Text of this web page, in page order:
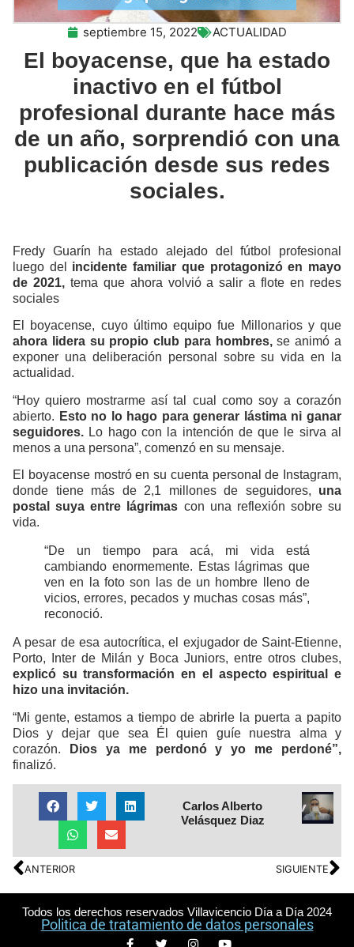
septiembre 15, 2022 ACTUALIDAD
El boyacense, que ha estado
inactivo en el fútbol
profesional durante hace más
de un año, sorprendió con una
publicación desde sus redes
sociales.
Fredy Guarín ha estado alejado del fútbol profesional
luego del incidente familiar que protagonizó en mayo
de 2021,tema que ahora volvió a salir a flote en redes
sociales
El boyacense, cuyo último equipo fue Millonarios y que
ahora lidera su propio club para hombres,se animó a
exponer una deliberación personal sobre su vida en la
actualidad.
“Hoy quiero mostrarme así tal cual como soy a corazón
abierto. Esto no lo hago para generar lástima ni ganar
seguidores. Lo hago con la intención de que le sirva al
menos a una persona”, comenzó en su mensaje.
El boyacense mostró en su cuenta personal de Instagram,
donde tiene más de 2,1 millones de seguidores, una
postal suya entre lágrimas con una reflexión sobre su
vida.
“De un tiempo para acá, mi vida está
cambiando enormemente. Estas lágrimas que
ven en la foto son las de un hombre lleno de
vicios, errores, pecados y muchas cosas más”,
reconoció.
A pesar de esa autocrítica, el exjugador de Saint-Etienne,
Porto, Inter de Milán y Boca Juniors, entre otros clubes,
explicó su transformación en el aspecto espiritual e
hizo una invitación.
“Mi gente, estamos a tiempo de abrirle la puerta a papito
Dios y dejar que sea Él quien guíe nuestra alma y
corazón.
Dios ya me perdonó y yo me perdoné”,
finalizó.
Carlos Alberto
Velásquez Diaz
ANTERIOR SIGUIENTE
Todos los derechos reservados Villavicencio Día a Día 2024
Politica de tratamiento de datos personales